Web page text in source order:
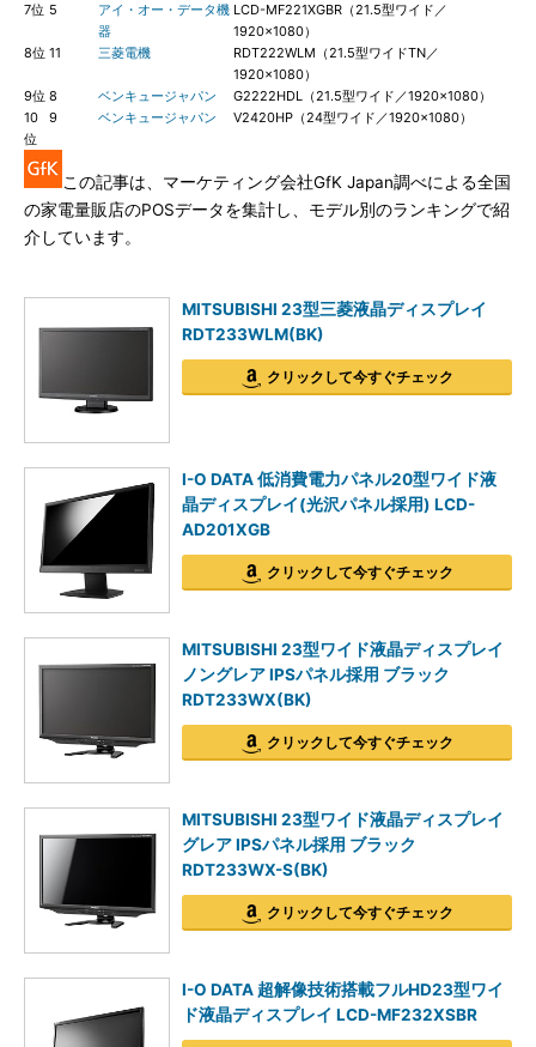
7位 5
アイ・オー・データ機
器
LCD-MF221XGBR（21.5型ワイド／
1920×1080）
8位 11 三菱電機
RDT222WLM（21.5型ワイドTN／
1920×1080）
9位 8 ベンキュージャパン
G2222HDL（21.5型ワイド／1920×1080）
10
位
9 ベンキュージャパン V2420HP（24型ワイド／1920×1080）
この記事は、マーケティング会社GfK Japan調べによる全国
の家電量販店のPOSデータを集計し、モデル別のランキングで紹
介しています。
MITSUBISHI 23型三菱液晶ディスプレイ
RDT233WLM(BK)
クリックして今すぐチェック
I-O DATA 低消費電力パネル20型ワイド液
晶ディスプレイ(光沢パネル採用) LCD-
AD201XGB
クリックして今すぐチェック
MITSUBISHI 23型ワイド液晶ディスプレイ
ノングレア IPSパネル採用 ブラック
RDT233WX(BK)
クリックして今すぐチェック
MITSUBISHI 23型ワイド液晶ディスプレイ
グレア IPSパネル採用 ブラック
RDT233WX-S(BK)
クリックして今すぐチェック
I-O DATA 超解像技術搭載フルHD23型ワイ
ド液晶ディスプレイ LCD-MF232XSBR